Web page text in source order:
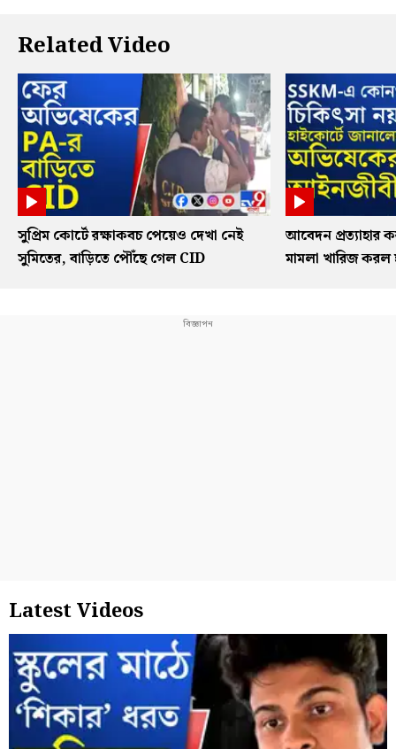
Related Video
সুপ্রিম কোর্টে রক্ষাকবচ পেয়েও দেখা নেই
সুমিতের, বাড়িতে পৌঁছে গেল CID
আবেদন প্রত্যাহার
মামলা খারিজ করল
Latest Videos